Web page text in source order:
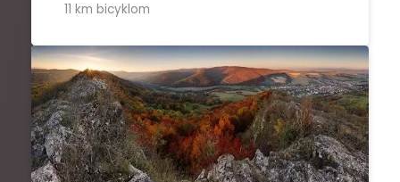
11 km bicyklom